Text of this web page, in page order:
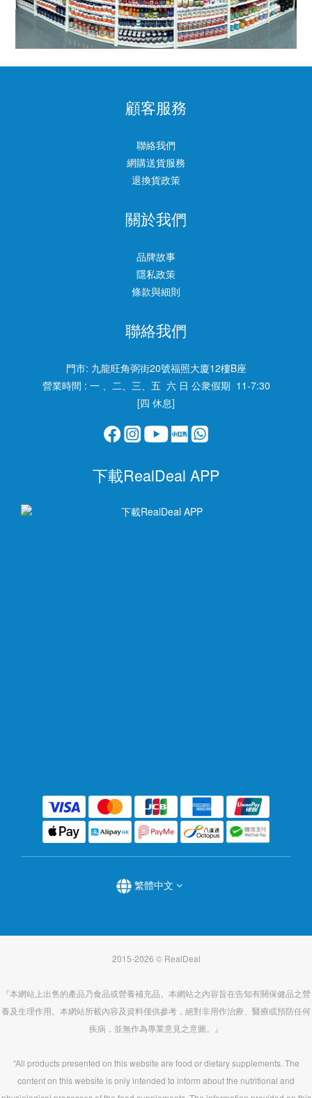
顧客服務
聯絡我們
網購送貨服務
退換貨政策
關於我們
品牌故事
隱私政策
條款與細則
聯絡我們
門市: 九龍旺角弼街20號福照大廈12樓B座
營業時間 : 一 、二、三、五 六 日 公衆假期 11-7:30
[四 休息]
下載RealDeal APP
繁體中文
2015-2026 © RealDeal
『本網站上出售的產品乃食品或營養補充品。本網站之內容旨在告知有關保健品之營
養及生理作用。本網站所載內容及資料僅供參考，絕對非用作治療、醫療或預防任何
疾病，並無作為專業意見之意圖。』
“All products presented on this website are food or dietary supplements. The
content on this website is only intended to inform about the nutritional and